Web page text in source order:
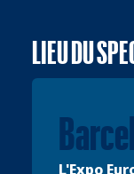
LIEU DU
L'Expo